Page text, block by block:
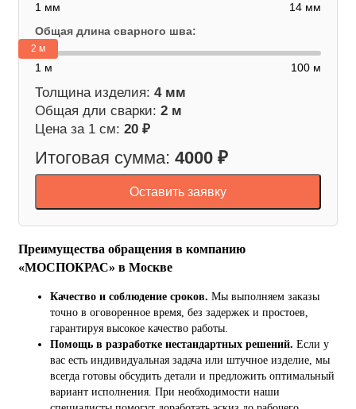
1 мм
14 мм
Общая длина сварного шва:
2 м
1 м 100 м
Толщина изделия: 4 мм
Общая дли сварки: 2 м
Цена за 1 см: 20 ₽
Итоговая сумма: 4000 ₽
Оставить заявку
Преимущества обращения в компанию
«МОСПОКРАС» в Москве
Качество и соблюдение сроков. Мы выполняем заказы
точно в оговоренное время, без задержек и простоев,
гарантируя высокое качество работы.
Помощь в разработке нестандартных решений. Если у
вас есть индивидуальная задача или штучное изделие, мы
всегда готовы обсудить детали и предложить оптимальный
вариант исполнения. При необходимости наши